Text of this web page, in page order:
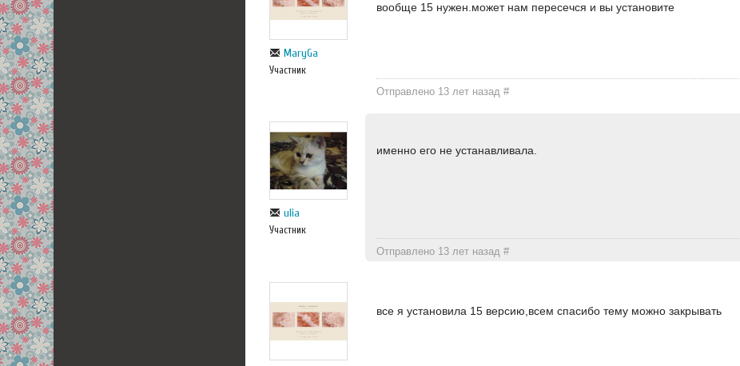
MaryGa
Участник
вообще 15 нужен.может нам пересечся и вы установите
Отправлено 13 лет назад#
ulia
Участник
именно его не устанавливала.
Отправлено 13 лет назад#
все я установила 15 версию,всем спасибо тему можно закрывать